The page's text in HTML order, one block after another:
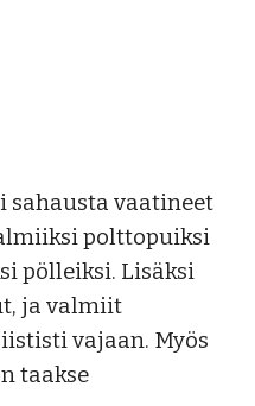
sahausta vaatineet
polttopuiksi
pölleiksi. Lisäksi
ja valmiit
vajaan. Myös
taakse